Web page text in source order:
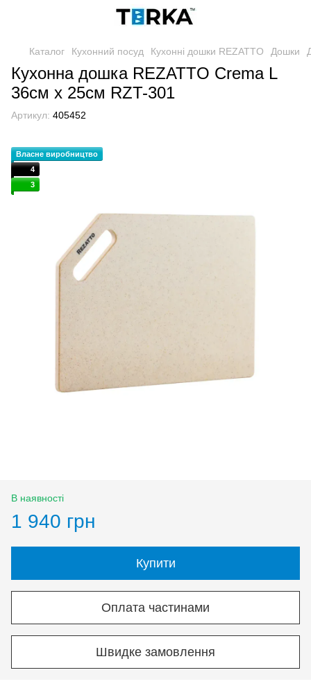
Каталог Кухонний посуд Кухонні дошки REZATTO Дошки
Кухонна дошка REZATTO Crema L
36см х 25см RZT-301
Артикул: 405452
Власне виробництво
4
3
В наявності
1 940 грн
Купити
Оплата частинами
Швидке замовлення